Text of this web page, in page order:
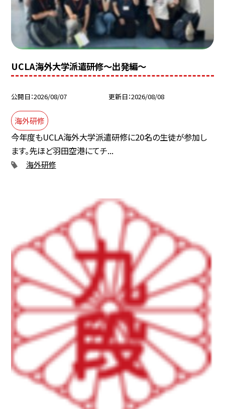
UCLA海外大学派遣研修〜出発編〜
公開日 2026/08/07 更新日 2026/08/08
海外研修
今年度もUCLA海外大学派遣研修に20名の生徒が参加し
ます。先ほど羽田空港にてチ...
海外研修